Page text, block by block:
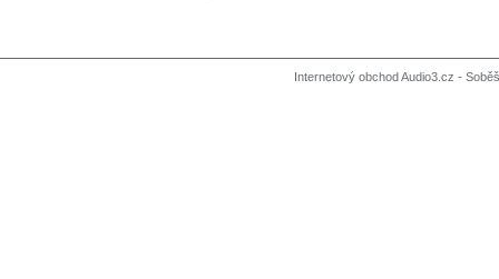
Internetový obchod Audio3.cz -